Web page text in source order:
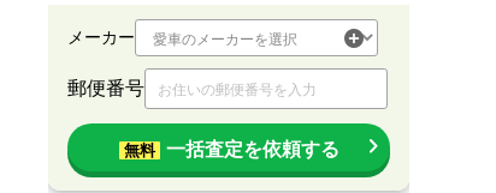
メーカー
郵便番号
無料 一括査定を依頼する